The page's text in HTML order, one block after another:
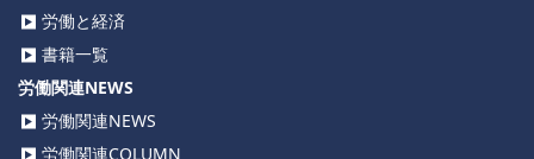
労働と経済
書籍一覧
労働関連NEWS
労働関連NEWS
労働関連COLUMN